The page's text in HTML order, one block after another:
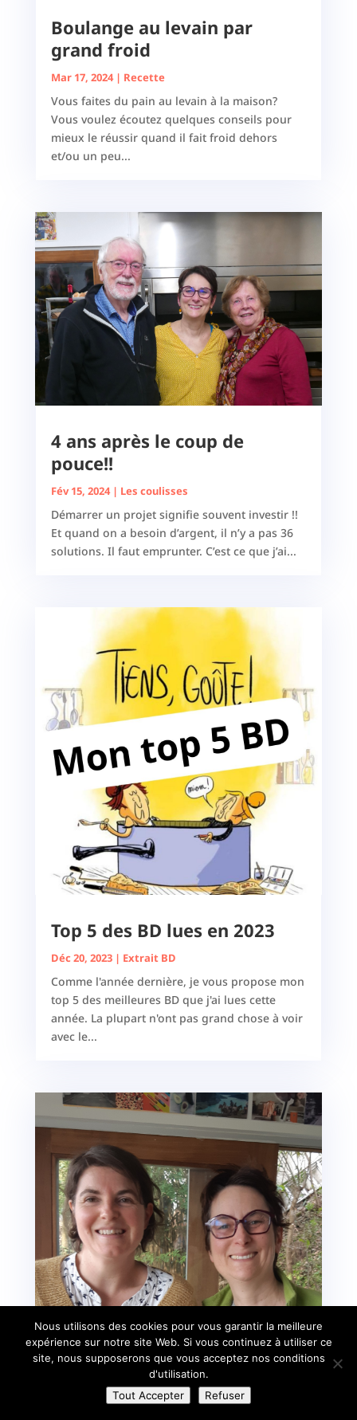
Boulange au levain par
grand froid
Mar 17, 2024| Recette
Vous faites du pain au levain à la maison?
Vous voulez écoutez quelques conseils pour
mieux le réussir quand il fait froid dehors
et/ou un peu...
4 ans après le coup de
pouce!!
Fév 15, 2024| Les coulisses
Démarrer un projet signifie souvent investir !!
Et quand on a besoin d’argent, il n’y a pas 36
solutions. Il faut emprunter. C’est ce que j’ai...
Top 5 des BD lues en 2023
Déc 20, 2023| Extrait BD
Comme l'année dernière, je vous propose mon
top 5 des meilleures BD que j'ai lues cette
année. La plupart n'ont pas grand chose à voir
avec le...
Nous utilisons des cookies pour vous garantir la meilleure
expérience sur notre site Web. Si vous continuez à utiliser ce
site, nous supposerons que vous acceptez nos conditions
d'utilisation.
Tout Accepter
Refuser